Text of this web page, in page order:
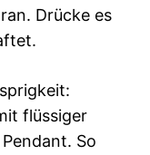
Drücke es
flüssiger
So